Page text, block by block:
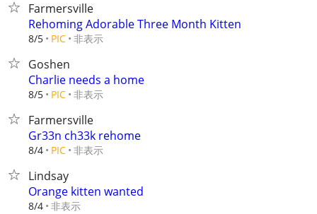
Farmersville
Rehoming Adorable Three Month Kitten
8/5 PIC 非表示
Goshen
Charlie needs a home
8/5 PIC 非表示
Farmersville
Gr33n ch33k rehome
8/4 PIC 非表示
Lindsay
Orange kitten wanted
8/4 非表示